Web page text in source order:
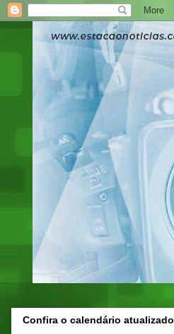
Confira o calendário atualizado